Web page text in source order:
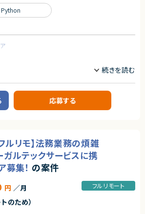
のDXを支援しており、
講生から約1,000社の企業の DX 推進をサポート
ために、人材の要件定義から育成ロードマップの
ル可視化など様々なサービスからその他、AI モデル
講師業務またはサポーター業務。講義はメイン
画し、業務に慣れてきたらメイン講師としてご登
様に向けて実施しております。
変動有
Python
応募する
ルリモ】法務業務の煩雑
ガルテックサービスに携
集！ の案件
円 ／月
のため）
フルリモート